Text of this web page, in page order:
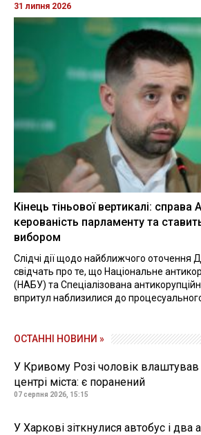
31 липня 2026
Кінець тіньової вертикалі: справа
керованість парламенту та
вибором
Слідчі дії щодо найближчого оточення
свідчать про те, що Національне
(НАБУ) та Спеціалізована
впритул наблизилися до
ОСТАННІ НОВИНИ »
У Кривому Розі чоловік влаштував
центрі міста: є поранений
07 серпня 2026, 15:15
У Харкові зіткнулися автобус і два